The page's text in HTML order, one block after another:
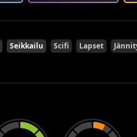
Seikkailu Scifi Lapset